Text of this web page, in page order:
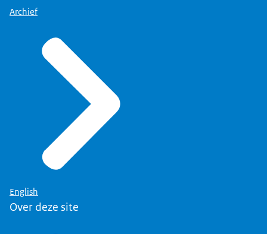
Archief
English
Over deze site